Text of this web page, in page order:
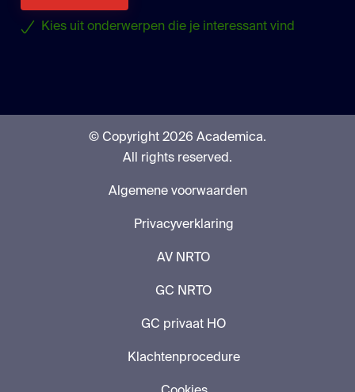
Kies uit onderwerpen die je interessant vind
© Copyright 2026 Academica.
All rights reserved.
Algemene voorwaarden
Privacyverklaring
AV NRTO
GC NRTO
GC privaat HO
Klachtenprocedure